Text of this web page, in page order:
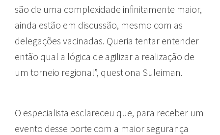
são de uma complexidade infinitamente maior,
ainda estão em discussão, mesmo com as
delegações vacinadas. Queria tentar entender
então qual a lógica de agilizar a realização de
um torneio regional”, questiona Suleiman.
O especialista esclareceu que, para receber um
evento desse porte com a maior segurança